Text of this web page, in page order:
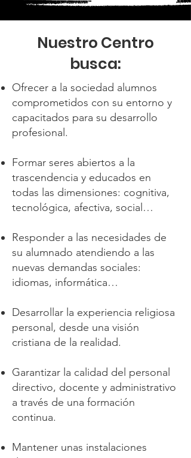
Nuestro Centro
busca:
Ofrecer a la sociedad alumnos
comprometidos con su entorno y
capacitados para su desarrollo
profesional.
Formar seres abiertos a la
trascendencia y educados en
todas las dimensiones: cognitiva,
tecnológica, afectiva, social…
Responder a las necesidades de
su alumnado atendiendo a las
nuevas demandas sociales:
idiomas, informática…
Desarrollar la experiencia religiosa
personal, desde una visión
cristiana de la realidad.
Garantizar la calidad del personal
directivo, docente y administrativo
a través de una formación
continua.
Mantener unas instalaciones